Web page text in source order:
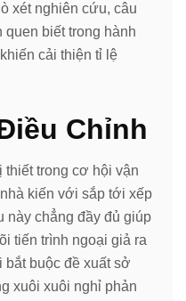
xét nghiên cứu, câu
biết trong hành
cải thiện tỉ lệ
Chỉnh
thiết trong cơ hội vận
kiến với sắp tới xếp
này chẳng đầy đủ giúp
tiến trình ngoại giả ra
bắt buộc đề xuất sở
xuôi xuôi nghỉ phản